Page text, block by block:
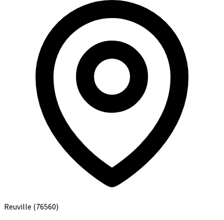
Reuville (76560)